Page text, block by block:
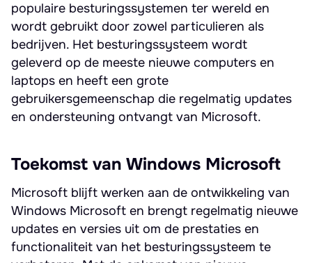
populaire besturingssystemen ter wereld en
wordt gebruikt door zowel particulieren als
bedrijven. Het besturingssysteem wordt
geleverd op de meeste nieuwe computers en
laptops en heeft een grote
gebruikersgemeenschap die regelmatig updates
en ondersteuning ontvangt van Microsoft.
Toekomst van Windows Microsoft
Microsoft blijft werken aan de ontwikkeling van
Windows Microsoft en brengt regelmatig nieuwe
updates en versies uit om de prestaties en
functionaliteit van het besturingssysteem te